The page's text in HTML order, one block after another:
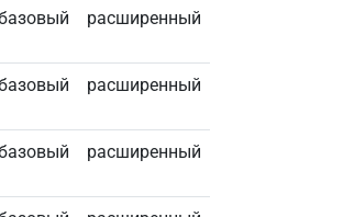
расширенный
расширенный
расширенный